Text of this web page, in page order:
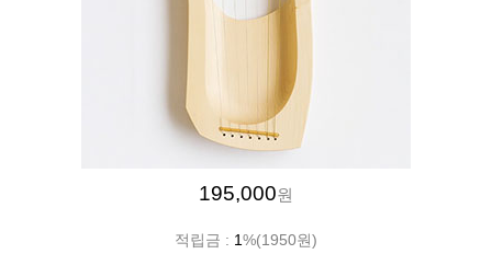
195,000원
적립금 : 1%(1950원)